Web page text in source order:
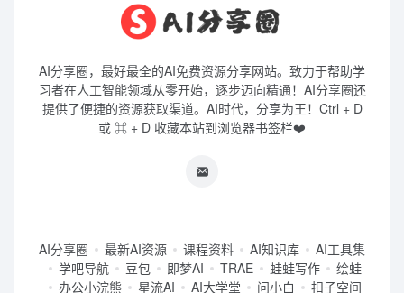
AI分享圈，最好最全的AI免费资源分享网站。致力于帮助学
习者在人工智能领域从零开始，逐步迈向精通！AI分享圈还
提供了便捷的资源获取渠道。AI时代，分享为王！Ctrl + D
或 ⌘ + D 收藏本站到浏览器书签栏❤️
AI分享圈 最新AI资源 课程资料 AI知识库
AI工具集
学吧导航
豆包 即梦AI TRAE 蛙蛙写作
绘蛙
办公小浣熊
星流AI AI大学堂 问小白 扣子空间